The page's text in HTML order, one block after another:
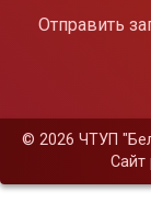
Отправить
© 2026 ЧТУП
Сайт